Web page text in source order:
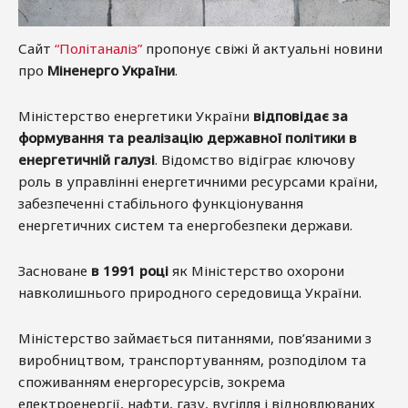
Сайт “Політаналіз” пропонує свіжі й актуальні новини
про Міненерго України.
Міністерство енергетики України відповідає за
формування та реалізацію державної політики в
енергетичній галузі. Відомство відіграє ключову
роль в управлінні енергетичними ресурсами країни,
забезпеченні стабільного функціонування
енергетичних систем та енергобезпеки держави.
Засноване в 1991 році як Міністерство охорони
навколишнього природного середовища України.
Міністерство займається питаннями, пов’язаними з
виробництвом, транспортуванням, розподілом та
споживанням енергоресурсів, зокрема
електроенергії, нафти, газу, вугілля і відновлюваних